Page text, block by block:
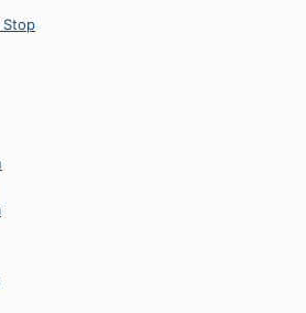
Stop